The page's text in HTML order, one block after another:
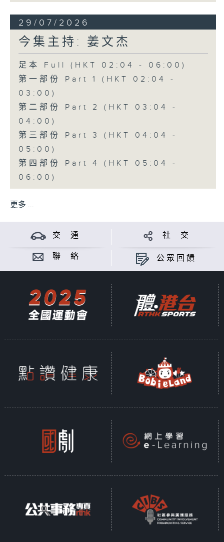
29/07/2026
今集主持: 姜文杰
足本 Full (HKT 02:04 - 06:00)
第一部份 Part 1 (HKT 02:04 -
03:00)
第二部份 Part 2 (HKT 03:04 -
04:00)
第三部份 Part 3 (HKT 04:04 -
05:00)
第四部份 Part 4 (HKT 05:04 -
06:00)
更多 ...
交 通 社 交
聯 絡 公眾回饋